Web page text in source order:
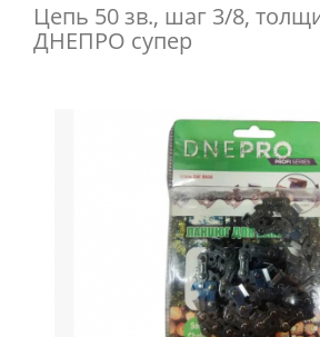
Цепь 50 зв., шаг 3/8,
ДНЕПРО супер